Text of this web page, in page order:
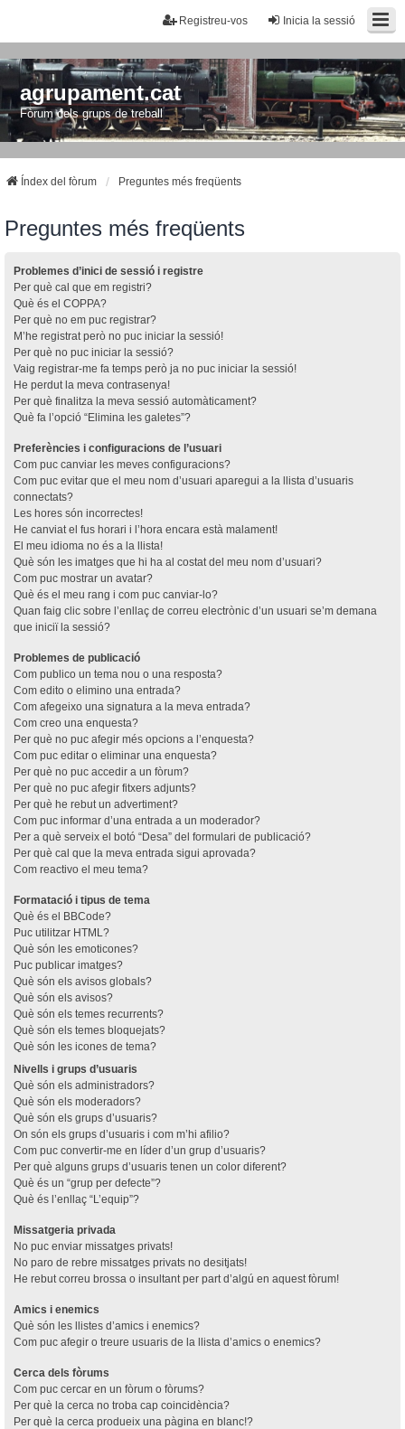
Inicia la sessió
Registreu-vos
agrupament.cat
Fòrum dels grups de treball
Índex del fòrum Preguntes més freqüents
Preguntes més freqüents
Problemes d’inici de sessió i registre
Per què cal que em registri?
Què és el COPPA?
Per què no em puc registrar?
M’he registrat però no puc iniciar la sessió!
Per què no puc iniciar la sessió?
Vaig registrar-me fa temps però ja no puc iniciar la sessió!
He perdut la meva contrasenya!
Per què finalitza la meva sessió automàticament?
Què fa l’opció “Elimina les galetes”?
Preferències i configuracions de l’usuari
Com puc canviar les meves configuracions?
Com puc evitar que el meu nom d’usuari aparegui a la llista d’usuaris
connectats?
Les hores són incorrectes!
He canviat el fus horari i l’hora encara està malament!
El meu idioma no és a la llista!
Què són les imatges que hi ha al costat del meu nom d’usuari?
Com puc mostrar un avatar?
Què és el meu rang i com puc canviar-lo?
Quan faig clic sobre l’enllaç de correu electrònic d’un usuari se’m demana
que iniciï la sessió?
Problemes de publicació
Com publico un tema nou o una resposta?
Com edito o elimino una entrada?
Com afegeixo una signatura a la meva entrada?
Com creo una enquesta?
Per què no puc afegir més opcions a l’enquesta?
Com puc editar o eliminar una enquesta?
Per què no puc accedir a un fòrum?
Per què no puc afegir fitxers adjunts?
Per què he rebut un advertiment?
Com puc informar d’una entrada a un moderador?
Per a què serveix el botó “Desa” del formulari de publicació?
Per què cal que la meva entrada sigui aprovada?
Com reactivo el meu tema?
Formatació i tipus de tema
Què és el BBCode?
Puc utilitzar HTML?
Què són les emoticones?
Puc publicar imatges?
Què són els avisos globals?
Què són els avisos?
Què són els temes recurrents?
Què són els temes bloquejats?
Què són les icones de tema?
Nivells i grups d’usuaris
Què són els administradors?
Què són els moderadors?
Què són els grups d’usuaris?
On són els grups d’usuaris i com m’hi afilio?
Com puc convertir-me en líder d’un grup d’usuaris?
Per què alguns grups d’usuaris tenen un color diferent?
Què és un “grup per defecte”?
Què és l’enllaç “L’equip”?
Missatgeria privada
No puc enviar missatges privats!
No paro de rebre missatges privats no desitjats!
He rebut correu brossa o insultant per part d’algú en aquest fòrum!
Amics i enemics
Què són les llistes d’amics i enemics?
Com puc afegir o treure usuaris de la llista d’amics o enemics?
Cerca dels fòrums
Com puc cercar en un fòrum o fòrums?
Per què la cerca no troba cap coincidència?
Per què la cerca produeix una pàgina en blanc!?